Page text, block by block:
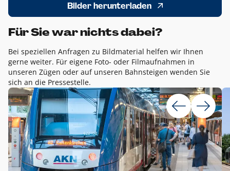
Bilder herunterladen
Für Sie war nichts dabei?
Bei speziellen Anfragen zu Bildmaterial helfen wir Ihnen
gerne weiter. Für eigene Foto- oder Filmaufnahmen in
unseren Zügen oder auf unseren Bahnsteigen wenden Sie
sich an die Pressestelle.